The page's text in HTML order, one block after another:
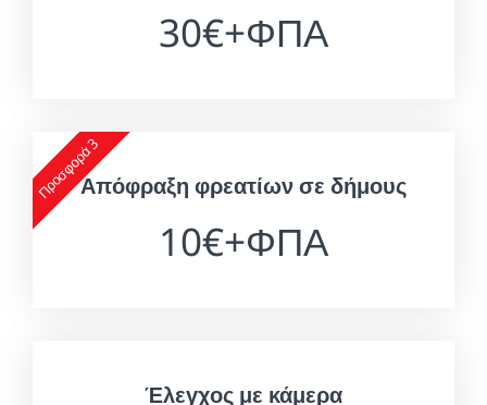
30€+ΦΠΑ
Προσφορά 3Απόφραξη φρεατίων σε δήμους
10€+ΦΠΑ
Έλεγχος με κάμερα